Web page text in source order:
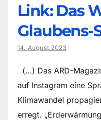
Link: Das
Glaubens-
14. August 2023
(…) Das ARD-
auf Instagram eine
Klimawandel
erregt.